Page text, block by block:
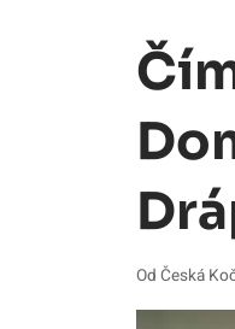
Od Česká